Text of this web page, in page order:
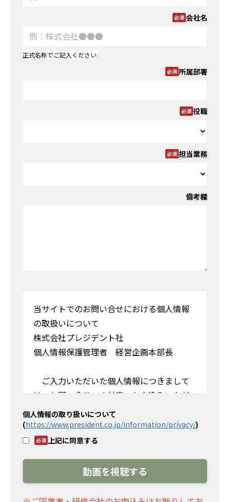
会社名
正式名称でご記入ください
所属部署
役職
担当業務
備考欄
当サイトでのお問い合せにおける個人情報
の取扱いについて
株式会社プレジデント社
個人情報保護管理者 経営企画本部長
ご入力いただいた個人情報につきまして
は、お問い合せへの対応、お申込みいただ
いた商品の発送、事務連絡や弊社サービス
に関するご案内をさせていただきます。 法
令に基づく場合を除き、ご本人の同意を得
また個人情報の取扱いを外部に委託いたし
ます。個人情報のご入力は任意ですが、必須
個人情報の取り扱いについて
(https://www.president.co.jp/information/privacy/)
上記に同意する